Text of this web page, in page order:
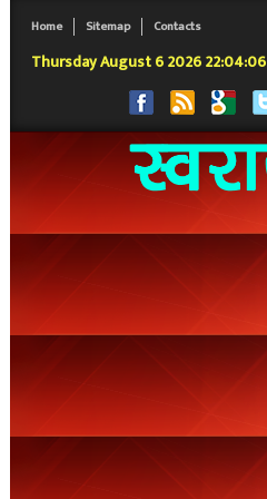
Home Sitemap Contacts
Thursday August 6 2026 22:04:06